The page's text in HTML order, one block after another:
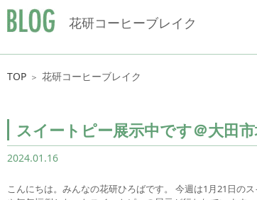
花研コーヒーブレイク
TOP ＞ 花研コーヒーブレイク
スイートピー展示中です＠大田
2024.01.16
こんにちは。みんなの花研ひろばです。 今週は1月21日の